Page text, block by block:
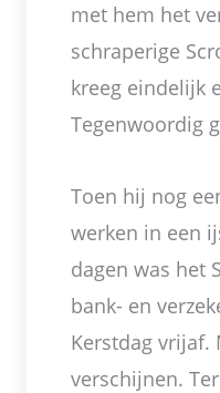
met hem het
schraperige
kreeg eindelijk
Tegenwoordig
Toen hij nog
werken in een
dagen was het
bank- en
Kerstdag vrijaf.
verschijnen.